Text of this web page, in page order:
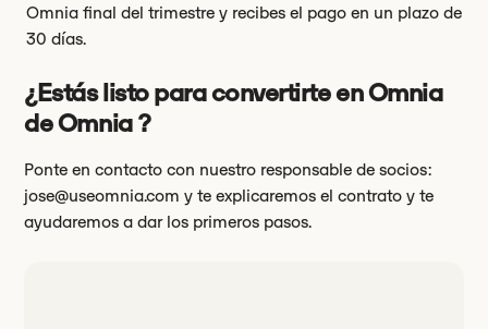
Omnia final del trimestre y recibes el pago en un plazo de
30 días.
¿Estás listo para convertirte en Omnia
de Omnia ?
Ponte en contacto con nuestro responsable de socios:
jose@useomnia.com y te explicaremos el contrato y te
ayudaremos a dar los primeros pasos.